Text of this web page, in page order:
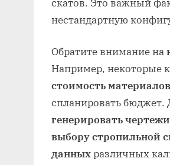
скатов. Это важный
нестандартную
Обратите внимание на
Например, некоторые
стоимость материалов
спланировать бюджет.
генерировать чертежи
выбору стропильной
данныхразличных